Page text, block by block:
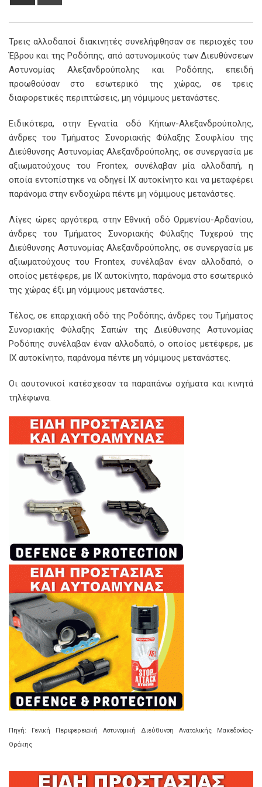
Τρεις αλλοδαποί διακινητές συνελήφθησαν σε περιοχές του
Έβρου και της Ροδόπης, από αστυνομικούς των Διευθύνσεων
Αστυνομίας Αλεξανδρούπολης και Ροδόπης, επειδή
προωθούσαν στο εσωτερικό της χώρας, σε τρεις
διαφορετικές περιπτώσεις, μη νόμιμους μετανάστες.
Ειδικότερα, στην Εγνατία οδό Κήπων-Αλεξανδρούπολης,
άνδρες του Τμήματος Συνοριακής Φύλαξης Σουφλίου της
Διεύθυνσης Αστυνομίας Αλεξανδρούπολης, σε συνεργασία με
αξιωματούχους του Frontex, συνέλαβαν μία αλλοδαπή, η
οποία εντοπίστηκε να οδηγεί ΙΧ αυτοκίνητο και να μεταφέρει
παράνομα στην ενδοχώρα πέντε μη νόμιμους μετανάστες.
Λίγες ώρες αργότερα, στην Εθνική οδό Ορμενίου-Αρδανίου,
άνδρες του Τμήματος Συνοριακής Φύλαξης Τυχερού της
Διεύθυνσης Αστυνομίας Αλεξανδρούπολης, σε συνεργασία με
αξιωματούχους του Frontex, συνέλαβαν έναν αλλοδαπό, ο
οποίος μετέφερε, με ΙΧ αυτοκίνητο, παράνομα στο εσωτερικό
της χώρας έξι μη νόμιμους μετανάστες.
Τέλος, σε επαρχιακή οδό της Ροδόπης, άνδρες του Τμήματος
Συνοριακής Φύλαξης Σαπών της Διεύθυνσης Αστυνομίας
Ροδόπης συνέλαβαν έναν αλλοδαπό, ο οποίος μετέφερε, με
ΙΧ αυτοκίνητο, παράνομα πέντε μη νόμιμους μετανάστες.
Οι ασυτονικοί κατέσχεσαν τα παραπάνω οχήματα και κινητά
τηλέφωνα.
Πηγή: Γενική Περιφερειακή Αστυνομική Διεύθυνση Ανατολικής Μακεδονίας-
Θράκης